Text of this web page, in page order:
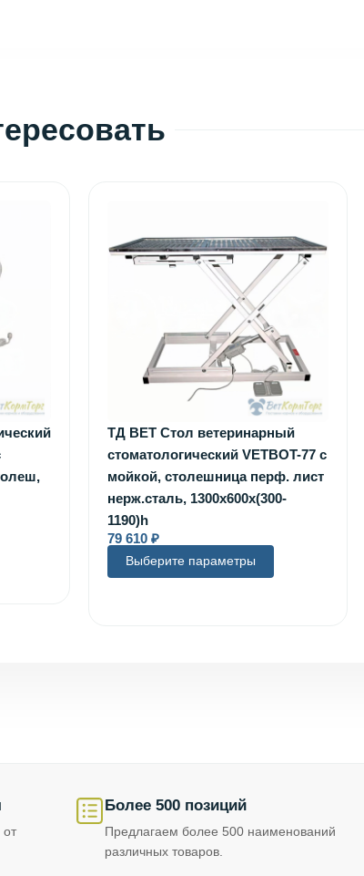
ТД ВЕТ Стол ветеринарный
стоматологический VETBOT-77 с
мойкой, столешница перф. лист
нерж.сталь, 1300x600x(300-
1190)h
79 610 ₽
Выберите параметры
от
Более 500 позиций
Предлагаем более 500 наименований
различных товаров.